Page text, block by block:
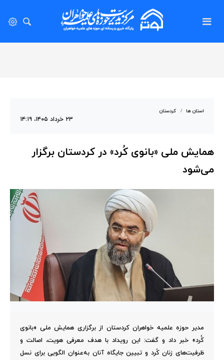
استان ها کردستان
۲۳ خرداد ۱۴۰۵، ۱۴:۱۹
همایش ملی «بانوی کُرد» در کردستان برگزار
می‌شود
مدیر حوزه علمیه خواهران کردستان از برگزاری همایش ملی «بانوی
کَُرد» خبر داد و گفت: این رویداد با هدف معرفی هویت، اصالت و
ظرفیت‌های زنان کُرد و تبیین جایگاه آنان به‌عنوان الگویی برای نسل